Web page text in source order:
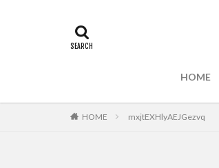
HOME
HOME mxjtEXHlyAEJGezvq